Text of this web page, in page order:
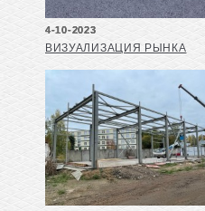
4-10-2023
ВИЗУАЛИЗАЦИЯ РЫНКА